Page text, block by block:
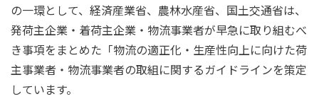
の一環として、経済産業省、農林水産省、国土交通省は、
発荷主企業・着荷主企業・物流事業者が早急に取り組むべ
き事項をまとめた「物流の適正化・生産性向上に向けた荷
主事業者・物流事業者の取組に関するガイドラインを策定
しています。